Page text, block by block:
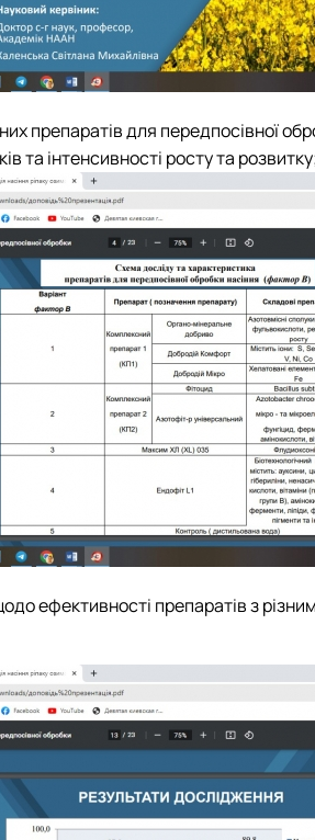
препаратів для передпосівної
та інтенсивності росту та
препаратів з